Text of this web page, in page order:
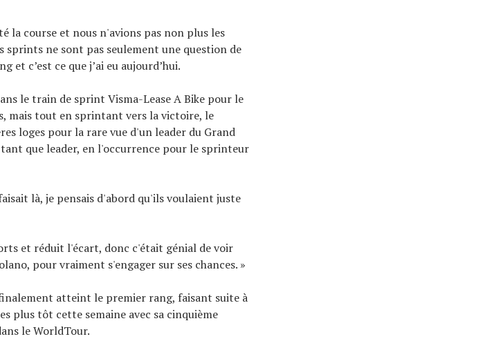
la course et nous n'avions pas non plus les
ne sont pas seulement une question de
et c’est ce que j’ai eu aujourd’hui.
le train de sprint Visma-Lease A Bike pour le
mais tout en sprintant vers la victoire, le
loges pour la rare vue d'un leader du Grand
que leader, en l'occurrence pour le sprinteur
là, je pensais d'abord qu'ils voulaient juste
et réduit l'écart, donc c'était génial de voir
pour vraiment s'engager sur ses chances. »
atteint le premier rang, faisant suite à
plus tôt cette semaine avec sa cinquième
le WorldTour.